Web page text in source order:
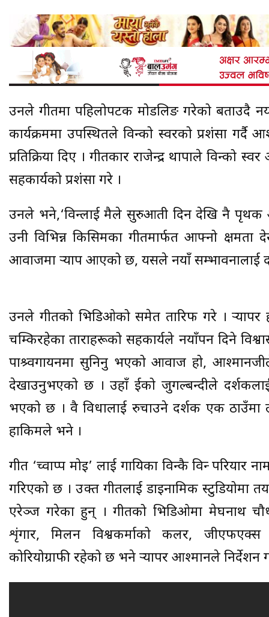
उनले गीतमा पहिलोपटक मोडलिङ गरेको बताउदै
कार्यक्रममा उपस्थितले विन्दुको स्वरको प्रशंसा गर्दै
प्रतिक्रिया दिए । गीतकार राजेन्द्र थापाले विन्दुको
सहकार्यको प्रशंसा गरे ।
उनले भने,‘विन्दुलाई मैले सुरुआती दिन देखि नै
उनी विभिन्न किसिमका गीतमार्फत आफ्नो
आवाजमा र्‍याप आएको छ, यसले नयाँ सम्भावनालाई
उनले गीतको भिडिओको समेत तारिफ गरे । र्‍यापर
चम्किरहेका ताराहरूको सहकार्यले नयाँपन दिने
पाश्र्वगायनमा सुनिनु भएको आवाज हो,
देखाउनुभएको छ । उहाँ दुईको जुगल्बन्दीले
भएको छ । दुवै विधालाई रुचाउने दर्शक एक ठाउँमा
हाकिमले भने ।
गीत ‘च्वाप्प मोइ’ लाई गायिका विन्दुकै विन्दु
गरिएको छ । उक्त गीतलाई डाइनामिक स्टुडियोमा
एरेञ्ज गरेका हुन् । गीतको भिडिओमा मेघनाथ
शृंगार, मिलन विश्वकर्माको कलर, जीएफएक्स
कोरियोग्राफी रहेको छ भने र्‍यापर आश्मानले निर्देशन